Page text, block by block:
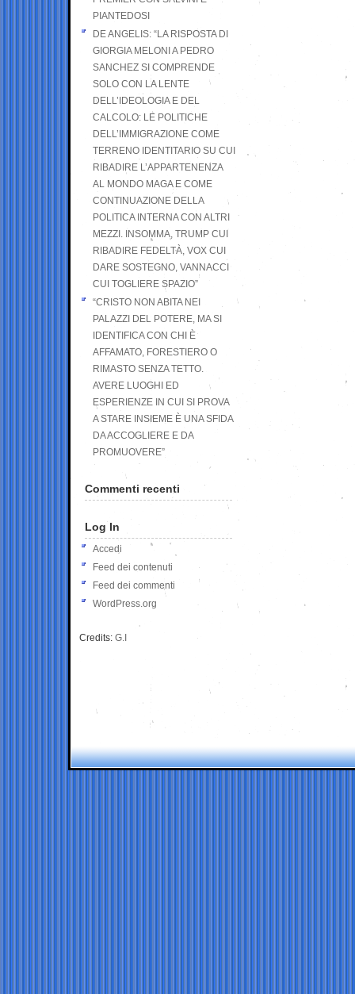
PIANTEDOSI
DE ANGELIS: “LA RISPOSTA DI
GIORGIA MELONI A PEDRO
SANCHEZ SI COMPRENDE
SOLO CON LA LENTE
DELL’IDEOLOGIA E DEL
CALCOLO: LE POLITICHE
DELL’IMMIGRAZIONE COME
TERRENO IDENTITARIO SU CUI
RIBADIRE L’APPARTENENZA
AL MONDO MAGA E COME
CONTINUAZIONE DELLA
POLITICA INTERNA CON ALTRI
MEZZI. INSOMMA, TRUMP CUI
RIBADIRE FEDELTÀ, VOX CUI
DARE SOSTEGNO, VANNACCI
CUI TOGLIERE SPAZIO”
“CRISTO NON ABITA NEI
PALAZZI DEL POTERE, MA SI
IDENTIFICA CON CHI È
AFFAMATO, FORESTIERO O
RIMASTO SENZA TETTO.
AVERE LUOGHI ED
ESPERIENZE IN CUI SI PROVA
A STARE INSIEME È UNA SFIDA
DA ACCOGLIERE E DA
PROMUOVERE”
Commenti recenti
Log In
Accedi
Feed dei contenuti
Feed dei commenti
WordPress.org
Credits: G.I